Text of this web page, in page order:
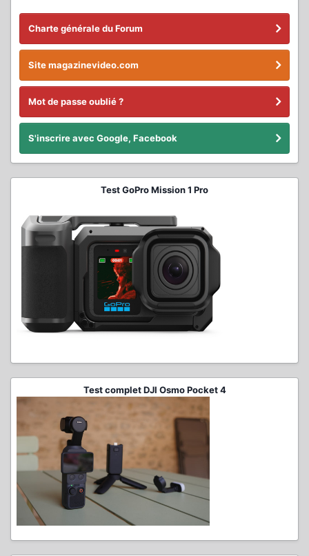
Charte générale du Forum
Site magazinevideo.com
Mot de passe oublié ?
S'inscrire avec Google, Facebook
Test GoPro Mission 1 Pro
Test complet DJI Osmo Pocket 4